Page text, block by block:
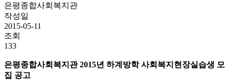
은평종합사회복지관
작성일
2015-05-11
조회
133
은평종합사회복지관 2015년 하계방학 사회복지현장실습생 모
집 공고